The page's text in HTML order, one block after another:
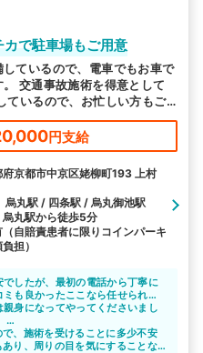
で駐車場もご用意
ているので、電車でもお車で
交通事故施術を得意として
ているので、お忙しい方もご
す。
円支給
京都市中京区姥柳町193 上村
烏丸駅 / 四条駅 / 烏丸御池駅
烏丸駅から徒歩5分
自賠責患者に限りコインパーキ
担）
したが、最初の電話から丁寧に
も良かったここなら任せられる
しました。
打ち状態で少し触れられるのも
その時々の身体の状態に合わせ
電気治療でだいぶ良くなってき
身になってやってくださいまし
の所がいいです！
いって対応のレベルに差があり
、施術を受けることに多少不安
り、周りの目を気にすることな